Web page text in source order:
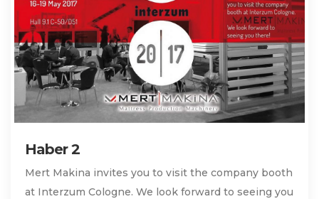
Haber 2
Mert Makina invites you to visit the company booth
at Interzum Cologne. We look forward to seeing you